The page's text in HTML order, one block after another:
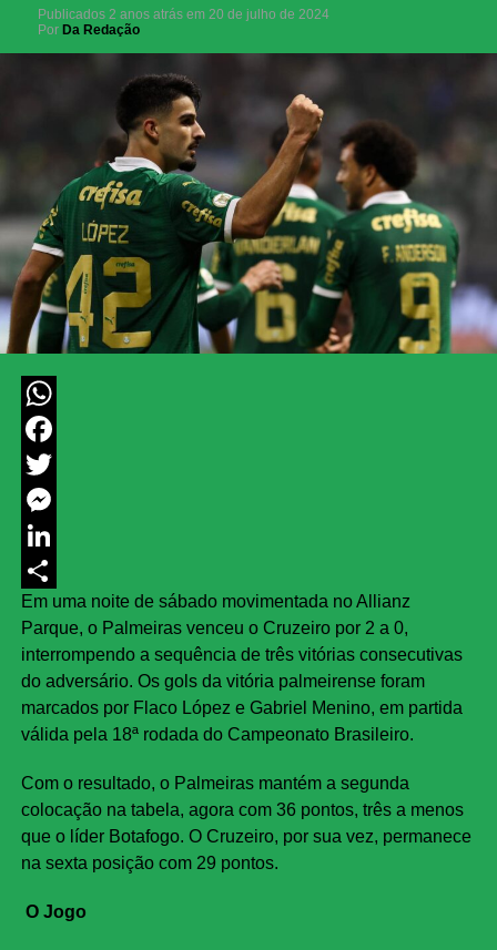
Publicados 2 anos atrás em 20 de julho de 2024
Por Da Redação
WhatsApp
Facebook
Twitter
Messenger
LinkedIn
Share
Em uma noite de sábado movimentada no Allianz
Parque, o Palmeiras venceu o Cruzeiro por 2 a 0,
interrompendo a sequência de três vitórias consecutivas
do adversário. Os gols da vitória palmeirense foram
marcados por Flaco López e Gabriel Menino, em partida
válida pela 18ª rodada do Campeonato Brasileiro.
Com o resultado, o Palmeiras mantém a segunda
colocação na tabela, agora com 36 pontos, três a menos
que o líder Botafogo. O Cruzeiro, por sua vez, permanece
na sexta posição com 29 pontos.
O Jogo